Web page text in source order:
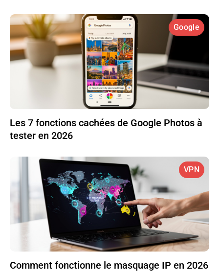
Google
Les 7 fonctions cachées de Google Photos à
tester en 2026
VPN
Comment fonctionne le masquage IP en 2026